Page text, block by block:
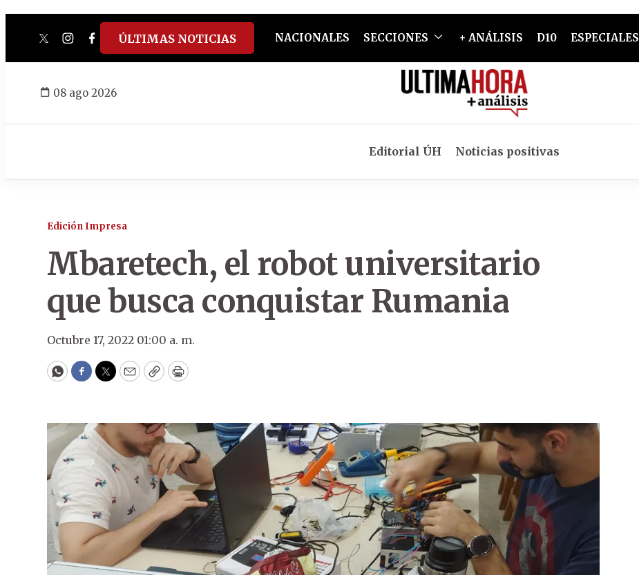
twitterinstagram
facebook
tiktokyoutube
spotify
ÚLTIMAS NOTICIAS NACIONALES SECCIONES + ANÁLISIS D10 ESPECIALES
08 ago 2026
Editorial ÚH Noticias positivas
Edición Impresa
Mbaretech, el robot universitario
que busca conquistar Rumania
Octubre 17, 2022 01:00 a. m.
WhatsApp
Facebook
Twitter
EmailCopyPrint